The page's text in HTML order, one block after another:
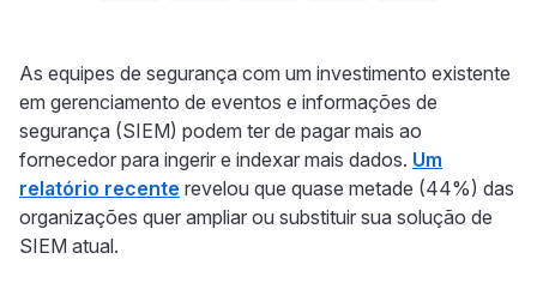
As equipes de segurança com um investimento existente
em gerenciamento de eventos e informações de
segurança (SIEM) podem ter de pagar mais ao
fornecedor para ingerir e indexar mais dados. Um
relatório recente revelou que quase metade (44%) das
organizações quer ampliar ou substituir sua solução de
SIEM atual.